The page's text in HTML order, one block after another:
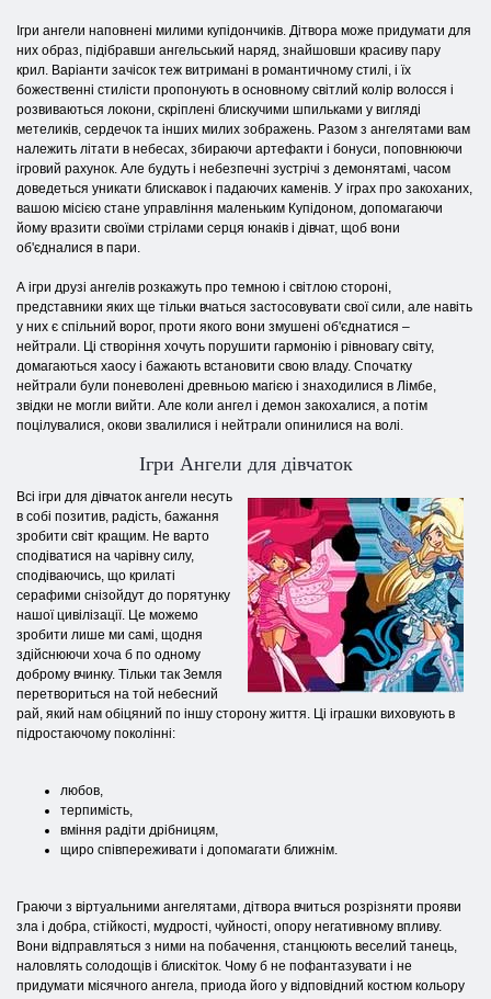
Ігри ангели наповнені милими купідончиків. Дітвора може придумати для
них образ, підібравши ангельський наряд, знайшовши красиву пару
крил. Варіанти зачісок теж витримані в романтичному стилі, і їх
божественні стилісти пропонують в основному світлий колір волосся і
розвиваються локони, скріплені блискучими шпильками у вигляді
метеликів, сердечок та інших милих зображень. Разом з ангелятами вам
належить літати в небесах, збираючи артефакти і бонуси, поповнюючи
ігровий рахунок. Але будуть і небезпечні зустрічі з демонятамі, часом
доведеться уникати блискавок і падаючих каменів. У іграх про закоханих,
вашою місією стане управління маленьким Купідоном, допомагаючи
йому вразити своїми стрілами серця юнаків і дівчат, щоб вони
об'єдналися в пари.
А ігри друзі ангелів розкажуть про темною і світлою стороні,
представники яких ще тільки вчаться застосовувати свої сили, але навіть
у них є спільний ворог, проти якого вони змушені об'єднатися –
нейтрали. Ці створіння хочуть порушити гармонію і рівновагу світу,
домагаються хаосу і бажають встановити свою владу. Спочатку
нейтрали були поневолені древньою магією і знаходилися в Лімбе,
звідки не могли вийти. Але коли ангел і демон закохалися, а потім
поцілувалися, окови звалилися і нейтрали опинилися на волі.
Ігри Ангели для дівчаток
Всі ігри для дівчаток ангели несуть
в собі позитив, радість, бажання
зробити світ кращим. Не варто
сподіватися на чарівну силу,
сподіваючись, що крилаті
серафими снізойдут до порятунку
нашої цивілізації. Це можемо
зробити лише ми самі, щодня
здійснюючи хоча б по одному
доброму вчинку. Тільки так Земля
перетвориться на той небесний
рай, який нам обіцяний по іншу сторону життя. Ці іграшки виховують в
підростаючому поколінні:
любов,
терпимість,
вміння радіти дрібницям,
щиро співпереживати і допомагати ближнім.
Граючи з віртуальними ангелятами, дітвора вчиться розрізняти прояви
зла і добра, стійкості, мудрості, чуйності, опору негативному впливу.
Вони відправляться з ними на побачення, станцюють веселий танець,
наловлять солодощів і блискіток. Чому б не пофантазувати і не
придумати місячного ангела, приода його у відповідний костюм кольору